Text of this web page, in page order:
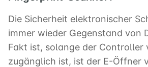
Die Sicherheit elektronischer
immer wieder Gegenstand von
Fakt ist, solange der Controller
zugänglich ist, ist der E-Öffner